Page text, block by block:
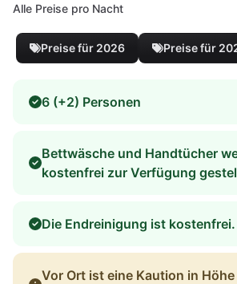
Alle Preise pro Nacht
Preise für 2026 Preise für
6 (+2) Personen
Bettwäsche und Handtücher
kostenfrei zur Verfügung
Die Endreinigung ist kostenfrei.
Vor Ort ist eine Kaution in